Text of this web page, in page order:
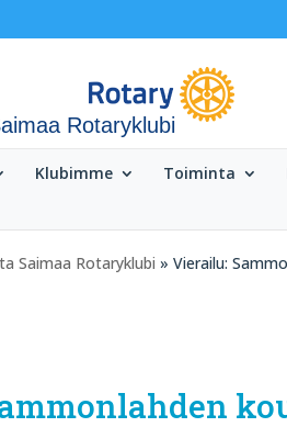
Rotaryklubi
Klubimme Toiminta
Saimaa Rotaryklubi » Vierailu: